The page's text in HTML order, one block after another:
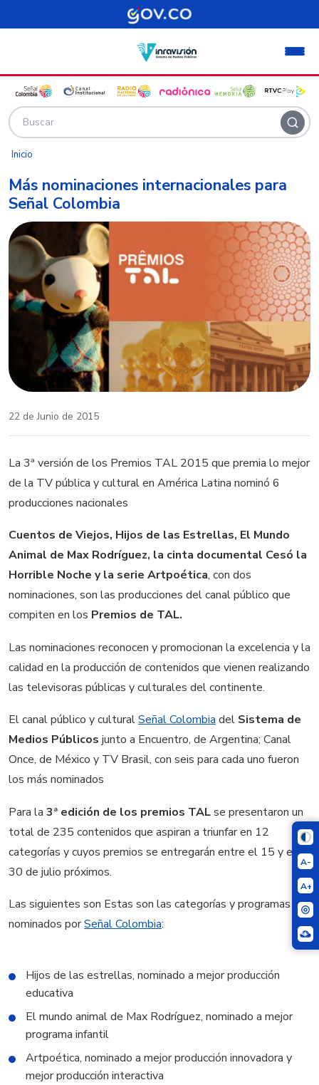
Pasar al contenido principal
A-
A+
Inicio
Más nominaciones internacionales para
Señal Colombia
22 de Junio de 2015
La 3ª versión de los Premios TAL 2015 que premia lo mejor
de la TV pública y cultural en América Latina nominó 6
producciones nacionales
Cuentos de Viejos, Hijos de las Estrellas, El Mundo
Animal de Max Rodríguez, la cinta documental Cesó la
Horrible Noche y la serie Artpoética, con dos
nominaciones, son las producciones del canal público que
compiten en los Premios de TAL.
Las nominaciones reconocen y promocionan la excelencia y la
calidad en la producción de contenidos que vienen realizando
las televisoras públicas y culturales del continente.
El canal público y culturalSeñal Colombia del Sistema de
Medios Públicos junto a Encuentro, de Argentina; Canal
Once, de México y TV Brasil, con seis para cada uno fueron
los más nominados
Para la 3ª edición de los premios TALse presentaron un
total de 235 contenidos que aspiran a triunfar en 12
categorías y cuyos premios se entregarán entre el 15 y el
30 de julio próximos.
Las siguientes son Estas son las categorías y programas
nominados porSeñal Colombia:
Hijos de las estrellas, nominado a mejor producción
educativa
El mundo animal de Max Rodríguez, nominado a mejor
programa infantil
Artpoética, nominado a mejor producción innovadora y
mejor producción interactiva